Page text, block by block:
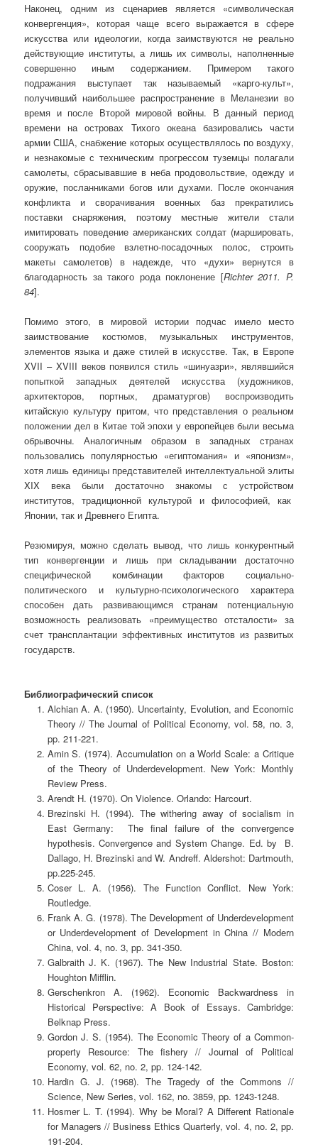
Наконец, одним из сценариев является «символическая
конвергенция», которая чаще всего выражается в сфере
искусства или идеологии, когда заимствуются не реально
действующие институты, а лишь их символы, наполненные
совершенно иным содержанием. Примером такого
подражания выступает так называемый «карго-культ»,
получивший наибольшее распространение в Меланезии во
время и после Второй мировой войны. В данный период
времени на островах Тихого океана базировались части
армии США, снабжение которых осуществлялось по воздуху,
и незнакомые с техническим прогрессом туземцы полагали
самолеты, сбрасывавшие в неба продовольствие, одежду и
оружие, посланниками богов или духами. После окончания
конфликта и сворачивания военных баз прекратились
поставки снаряжения, поэтому местные жители стали
имитировать поведение американских солдат (маршировать,
сооружать подобие взлетно-посадочных полос, строить
макеты самолетов) в надежде, что «духи» вернутся в
благодарность за такого рода поклонение [Richter2011. P.
84].
Помимо этого, в мировой истории подчас имело место
заимствование костюмов, музыкальных инструментов,
элементов языка и даже стилей в искусстве. Так, в Европе
XVII – XVIII веков появился стиль «шинуазри», являвшийся
попыткой западных деятелей искусства (художников,
архитекторов, портных, драматургов) воспроизводить
китайскую культуру притом, что представления о реальном
положении дел в Китае той эпохи у европейцев были весьма
обрывочны. Аналогичным образом в западных странах
пользовались популярностью «египтомания» и «японизм»,
хотя лишь единицы представителей интеллектуальной элиты
XIX века были достаточно знакомы с устройством
институтов, традиционной культурой и философией, как
Японии, так и Древнего Египта.
Резюмируя, можно сделать вывод, что лишь конкурентный
тип конвергенции и лишь при складывании достаточно
специфической комбинации факторов социально-
политического и культурно-психологического характера
способен дать развивающимся странам потенциальную
возможность реализовать «преимущество отсталости» за
счет трансплантации эффективных институтов из развитых
государств.
Библиографический список
Alchian A. A. (1950). Uncertainty, Evolution, and Economic
Theory // The Journal of Political Economy, vol. 58, no. 3,
pp. 211-221.
Amin S. (1974). Accumulation on a World Scale: a Critique
of the Theory of Underdevelopment. New York: Monthly
Review Press.
Arendt H. (1970). On Violence. Orlando: Harcourt.
Brezinski H. (1994). The withering away of socialism in
East Germany: The final failure of the convergence
hypothesis. Convergence and System Change. Ed. by B.
Dallago, H. Brezinski and W. Andreff. Aldershot: Dartmouth,
pp.225-245.
Coser L. A. (1956). The Function Conflict. New York:
Routledge.
Frank A. G. (1978). The Development of Underdevelopment
or Underdevelopment of Development in China // Modern
China, vol. 4, no. 3, pp. 341-350.
Galbraith J. K. (1967). The New Industrial State. Boston:
Houghton Mifflin.
Gerschenkron A. (1962). Economic Backwardness in
Historical Perspective: A Book of Essays. Cambridge:
Belknap Press.
Gordon J. S. (1954). The Economic Theory of a Common-
property Resource: The fishery // Journal of Political
Economy, vol. 62, no. 2, pp. 124-142.
Hardin G. J. (1968). The Tragedy of the Commons //
Science, New Series, vol. 162, no. 3859, pp. 1243-1248.
Hosmer L. T. (1994). Why be Moral? A Different Rationale
for Managers // Business Ethics Quarterly, vol. 4, no. 2, pp.
191-204.